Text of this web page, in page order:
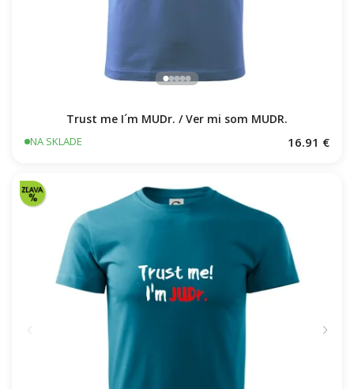
Trust me I´m MUDr. / Ver mi som MUDR.
NA SKLADE 16.91 €